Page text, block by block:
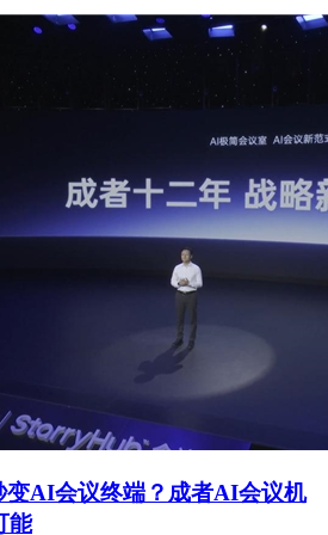
变AI会议终端？成者AI会议机
能